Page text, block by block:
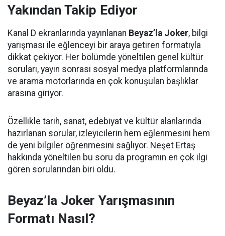
Yakından Takip Ediyor
Kanal D ekranlarında yayınlanan Beyaz’la Joker, bilgi
yarışması ile eğlenceyi bir araya getiren formatıyla
dikkat çekiyor. Her bölümde yöneltilen genel kültür
soruları, yayın sonrası sosyal medya platformlarında
ve arama motorlarında en çok konuşulan başlıklar
arasına giriyor.
Özellikle tarih, sanat, edebiyat ve kültür alanlarında
hazırlanan sorular, izleyicilerin hem eğlenmesini hem
de yeni bilgiler öğrenmesini sağlıyor. Neşet Ertaş
hakkında yöneltilen bu soru da programın en çok ilgi
gören sorularından biri oldu.
Beyaz’la Joker Yarışmasının
Formatı Nasıl?